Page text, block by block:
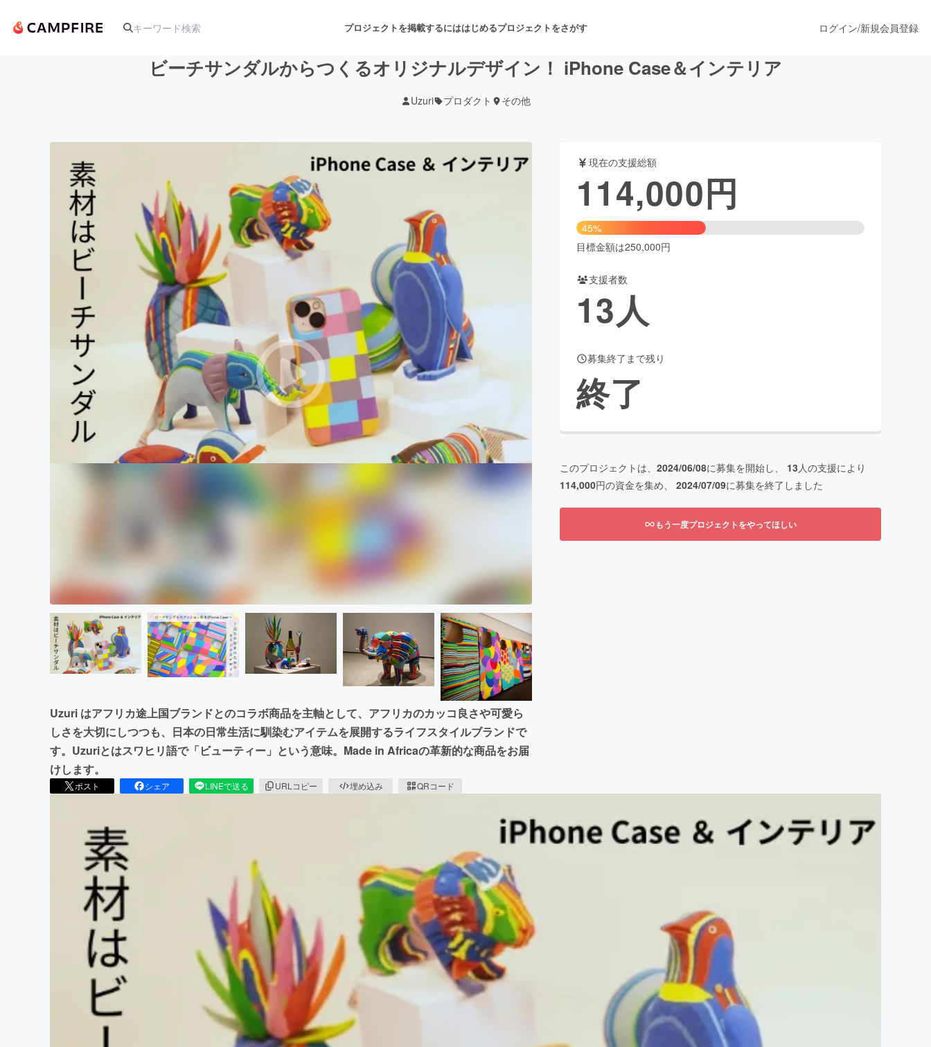
プロジェクトを掲載するにははじめるプロジェクトをさがす
音楽 舞台・パフォーマンス
テクノロジー・ガジェット ゲーム・サービス開発 ファッション
映像・映画 書籍・雑誌出版
ビジネス・起業 チャレンジ ビューティー・ヘルスケア
まちづくり・地域活性化
CAMPFIRE for Social Good
CAMPFIREふるさと納税
ログイン/新規会員登録
ビーチサンダルからつくるオリジナルデザイン！ iPhone Case＆インテリア
Uzuri プロダクト その他
Uzuri はアフリカ途上国ブランドとのコラボ商品を主軸として、アフリカのカッコ良さや可愛ら
しさを大切にしつつも、日本の日常生活に馴染むアイテムを展開するライフスタイルブランドで
す。Uzuriとはスワヒリ語で「ビューティー」という意味。Made in Africaの革新的な商品をお届
けします。
ポスト シェア LINEで送る URLコピー 埋め込み QRコード
現在の支援総額
114,000円
45%
目標金額は250,000円
支援者数
13人
募集終了まで残り
終了
このプロジェクトは、 2024/06/08に募集を開始し、 13人の支援により
114,000円の資金を集め、 2024/07/09に募集を終了しました
もう一度プロジェクトをやってほしい